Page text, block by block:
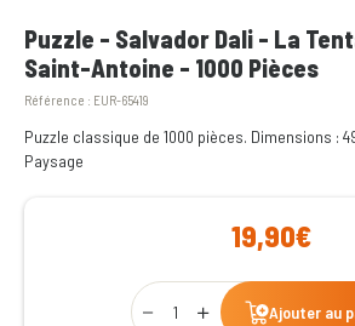
Puzzle - Salvador Dali - La
Saint-Antoine - 1000 Pièces
Référence : EUR-65419
Puzzle classique de 1000 pièces. Dimensions :
Paysage
19,90€
Qty
Ajouter au